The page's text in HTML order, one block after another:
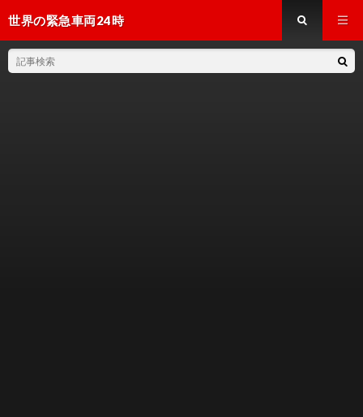
世界の緊急車両24時